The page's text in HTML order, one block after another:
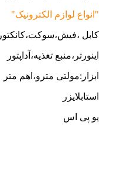
"انواع لوازم الکترونیک"
کابل ،فیش،سوکت،کانکتور
اینورتر،منبع تغذیه،آداپتور
ابزار:مولتی مترو،اهم متر
استابلایزر
یو پی اس